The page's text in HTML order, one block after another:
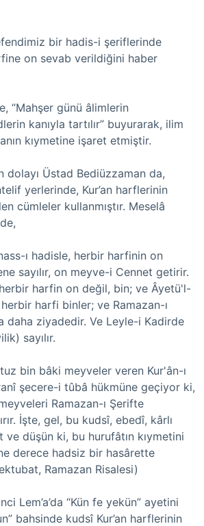
bir hadis-i şeriflerinde
on sevab verildiğini haber
“Mahşer günü âlimlerin
kanıyla tartılır” buyurarak, ilim
kıymetine işaret etmiştir.
dolayı Üstad Bediüzzaman da,
yerlerinde, Kur’an harflerinin
cümleler kullanmıştır. Meselâ
ı hadisle, herbir harfinin on
sayılır, on meyve-i Cennet getirir.
harfin on değil, bin; ve Âyetü'l-
harfi binler; ve Ramazan-ı
daha ziyadedir. Ve Leyle-i Kadirde
sayılır.
bin bâki meyveler veren Kur'ân-ı
şecere-i tûbâ hükmüne geçiyor ki,
Ramazan-ı Şerifte
İşte, gel, bu kudsî, ebedî, kârlı
düşün ki, bu hurufâtın kıymetini
derece hadsiz bir hasârette
Ramazan Risalesi)
Lem’a’da “Kün fe yekün” ayetini
bahsinde kudsî Kur’an harflerinin